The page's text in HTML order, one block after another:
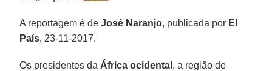
A reportagem é deJosé Naranjo, publicada por El
País, 23-11-2017.
Os presidentes da África ocidental , a região de